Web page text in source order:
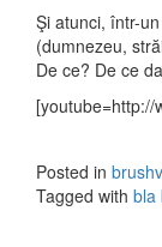
Şi atunci, într-
(dumnezeu,
De ce? De ce
[youtube=http://
Posted in
Tagged with bla